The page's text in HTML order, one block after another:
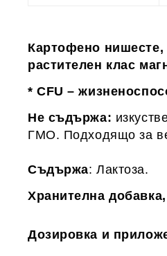
Картофено нишесте,
растителен клас
* CFU –
Не съдържа:
ГМО. Подходящо за
Съдържа: Лактоза.
Хранителна
Дозировка и